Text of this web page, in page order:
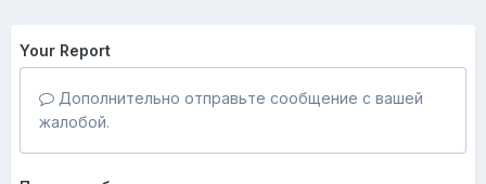
Your Report
Дополнительно отправьте сообщение с вашей
жалобой.